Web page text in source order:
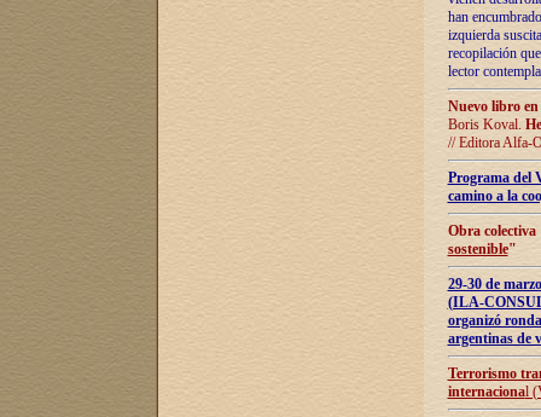
han
izquierda
recopilación
lector
Nuevo libro
Boris Koval.
// Editora Alfa-
Programa del
camino a la
Obra
sostenible"
29-30 de
(ILA-
organizó
argentinas de
Terrorismo
internacional